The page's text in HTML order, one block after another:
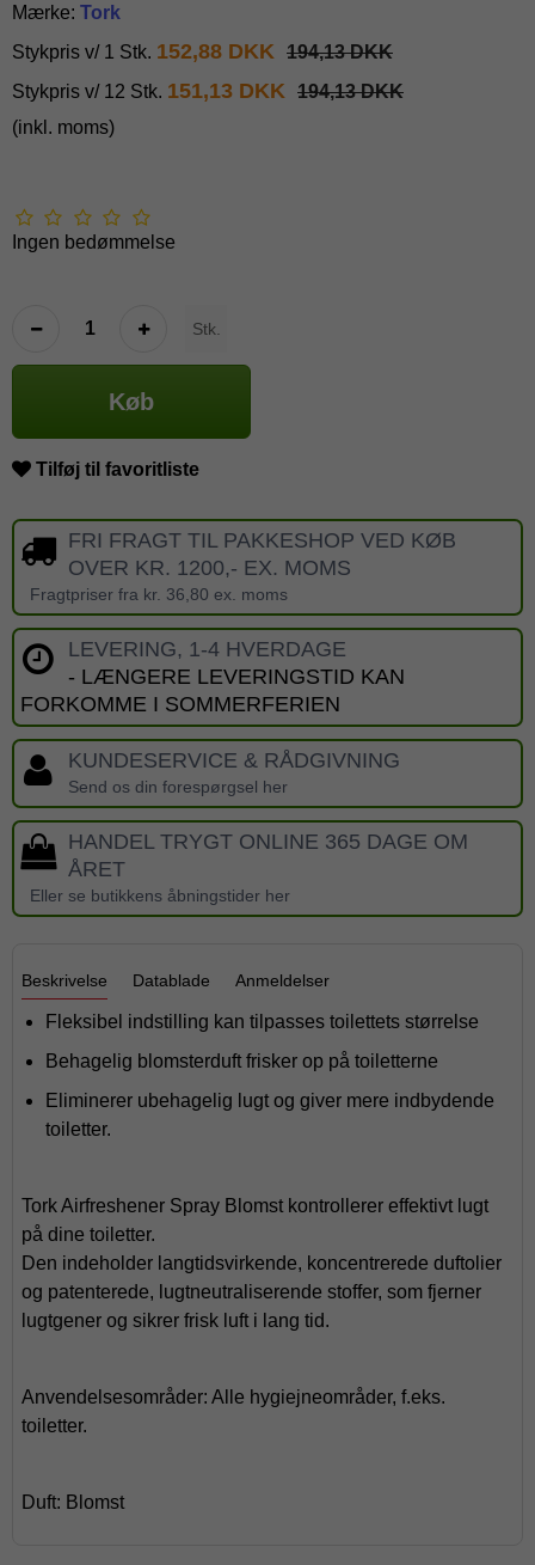
Mærke: Tork
Stykpris v/ 1 Stk. 152,88 DKK 194,13 DKK
Stykpris v/ 12 Stk. 151,13 DKK 194,13 DKK
(inkl. moms)
Ingen bedømmelse
Stk.
Køb
Tilføj til favoritliste
FRI FRAGT TIL PAKKESHOP VED KØB
OVER KR. 1200,- EX. MOMS
Fragtpriser fra kr. 36,80 ex. moms
LEVERING, 1-4 HVERDAGE
- LÆNGERE LEVERINGSTID KAN
FORKOMME I SOMMERFERIEN
KUNDESERVICE & RÅDGIVNING
Send os din forespørgsel her
HANDEL TRYGT ONLINE 365 DAGE OM
ÅRET
Eller se butikkens åbningstider her
Beskrivelse Datablade Anmeldelser
Fleksibel indstilling kan tilpasses toilettets størrelse
Behagelig blomsterduft frisker op på toiletterne
Eliminerer ubehagelig lugt og giver mere indbydende
toiletter.
Tork Airfreshener Spray Blomst kontrollerer effektivt lugt
på dine toiletter.
Den indeholder langtidsvirkende, koncentrerede duftolier
og patenterede, lugtneutraliserende stoffer, som fjerner
lugtgener og sikrer frisk luft i lang tid.
Anvendelsesområder: Alle hygiejneområder, f.eks.
toiletter.
Duft: Blomst